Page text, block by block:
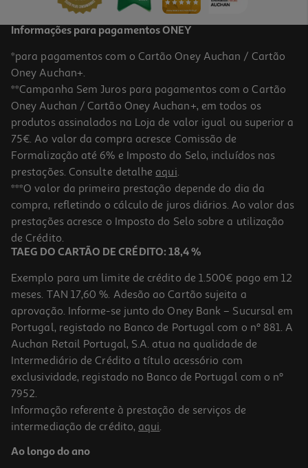
Informações para pagamentos ONEY
*para pagamentos com o Cartão Oney Auchan / Cartão
Oney Auchan+.
**Campanha Sem Juros para pagamentos com o Cartão
Oney Auchan / Cartão Oney Auchan+, em todos os
produtos assinalados na Loja de valor igual ou superior a
75€. Ao valor da compra acresce Comissão de
Formalização até 6% e Imposto do Selo, incluídos nas
prestações. Consulte detalhe aqui.
***O valor da primeira prestação depende do dia da
compra, refletindo o cálculo de juros diários. Ao valor das
prestações acresce o Imposto do Selo sobre a utilização
de Crédito.
TAEG DO CARTÃO DE CRÉDITO: 18,4 %
Exemplo para um limite de crédito de 1.500€ pago em 12
meses. TAN 17,60 %. Adesão ao Cartão sujeita a
aprovação. Informe-se junto do Oney Bank – Sucursal em
Portugal, registado no Banco de Portugal com o nº 881. A
Auchan Retail Portugal, S.A. atua na qualidade de
Intermediário de Crédito a título acessório com
exclusividade, registado no Banco de Portugal com o nº
7952.
Informação referente à prestação de serviços de
intermediação de crédito, aqui.
Ao longo do ano